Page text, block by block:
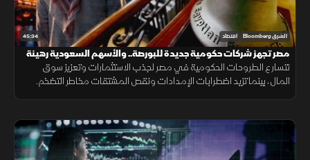
45:34 الشرق Bloomberg اقتصاد
مصر تجهز شركات حكومية جديدة للبورصة.. والأسهم السعودية رهينة
النتائج والسيولة
تتسارع الطروحات الحكومية في مصر لجذب الاستثمارات وتعزيز سوق
المال، بينما تزيد اضطرابات الإمدادات ونقص المشتقات مخاطر التضخم.